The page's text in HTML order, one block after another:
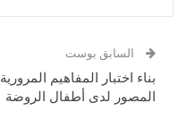
السابق بوست
بناء اختبار المفاهيم المرورية
المصور لدى أطفال الروضة